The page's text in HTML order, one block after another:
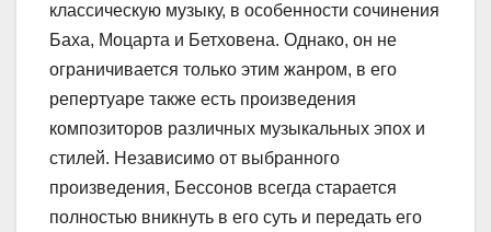
классическую музыку, в особенности сочинения
Баха, Моцарта и Бетховена. Однако, он не
ограничивается только этим жанром, в его
репертуаре также есть произведения
композиторов различных музыкальных эпох и
стилей. Независимо от выбранного
произведения, Бессонов всегда старается
полностью вникнуть в его суть и передать его